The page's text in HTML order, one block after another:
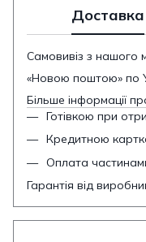
Доставка
Самовивіз з нашого
«Новою поштою» по
Більше інформації
Готівкою при
Кредитною
Оплата
Гарантія від